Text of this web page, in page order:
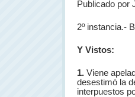
Publicado por
2º instancia.-
Y Vistos:
1. Viene
desestimó la
interpuestos